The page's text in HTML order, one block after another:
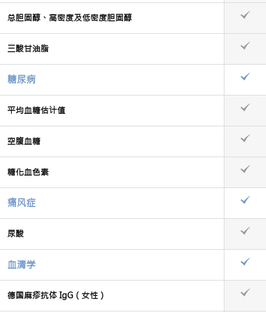
总胆固醇、高密度及低密度胆固醇
三酸甘油脂
糖尿病
平均血糖估计值
空腹血糖
糖化血色素
痛风症
尿酸
血清学
德国麻疹抗体 IgG（女性）